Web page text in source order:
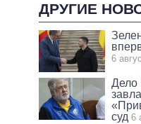
ДРУГИЕ
6
Дело
суд 6